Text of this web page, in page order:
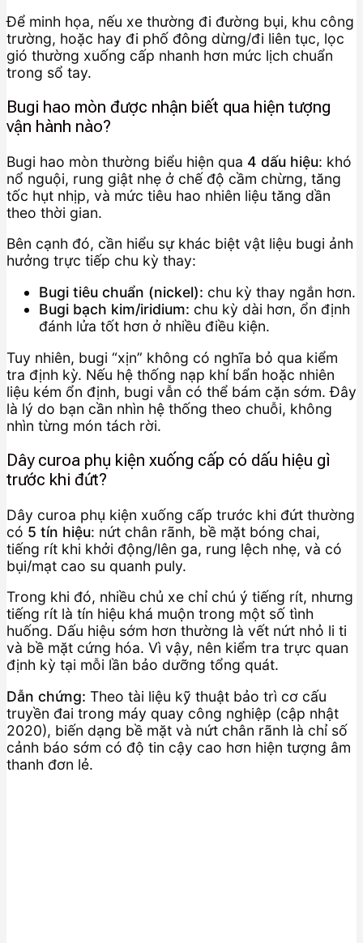
Để minh họa, nếu xe thường đi đường bụi, khu công
trường, hoặc hay đi phố đông dừng/đi liên tục, lọc
gió thường xuống cấp nhanh hơn mức lịch chuẩn
trong sổ tay.
Bugi hao mòn được nhận biết qua hiện tượng
vận hành nào?
Bugi hao mòn thường biểu hiện qua 4 dấu hiệu: khó
nổ nguội, rung giật nhẹ ở chế độ cầm chừng, tăng
tốc hụt nhịp, và mức tiêu hao nhiên liệu tăng dần
theo thời gian.
Bên cạnh đó, cần hiểu sự khác biệt vật liệu bugi ảnh
hưởng trực tiếp chu kỳ thay:
Bugi tiêu chuẩn (nickel): chu kỳ thay ngắn hơn.
Bugi bạch kim/iridium: chu kỳ dài hơn, ổn định
đánh lửa tốt hơn ở nhiều điều kiện.
Tuy nhiên, bugi “xịn” không có nghĩa bỏ qua kiểm
tra định kỳ. Nếu hệ thống nạp khí bẩn hoặc nhiên
liệu kém ổn định, bugi vẫn có thể bám cặn sớm. Đây
là lý do bạn cần nhìn hệ thống theo chuỗi, không
nhìn từng món tách rời.
Dây curoa phụ kiện xuống cấp có dấu hiệu gì
trước khi đứt?
Dây curoa phụ kiện xuống cấp trước khi đứt thường
có 5 tín hiệu: nứt chân rãnh, bề mặt bóng chai,
tiếng rít khi khởi động/lên ga, rung lệch nhẹ, và có
bụi/mạt cao su quanh puly.
Trong khi đó, nhiều chủ xe chỉ chú ý tiếng rít, nhưng
tiếng rít là tín hiệu khá muộn trong một số tình
huống. Dấu hiệu sớm hơn thường là vết nứt nhỏ li ti
và bề mặt cứng hóa. Vì vậy, nên kiểm tra trực quan
định kỳ tại mỗi lần bảo dưỡng tổng quát.
Dẫn chứng: Theo tài liệu kỹ thuật bảo trì cơ cấu
truyền đai trong máy quay công nghiệp (cập nhật
2020), biến dạng bề mặt và nứt chân rãnh là chỉ số
cảnh báo sớm có độ tin cậy cao hơn hiện tượng âm
thanh đơn lẻ.